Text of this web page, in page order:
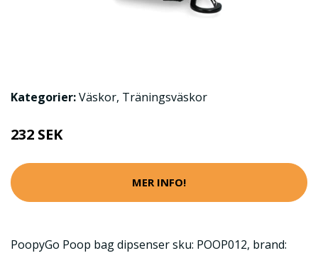
Kategorier:Väskor, Träningsväskor
232 SEK
MER INFO!
PoopyGo Poop bag dipsenser sku: POOP012, brand: